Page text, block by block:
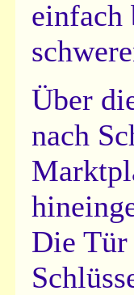
einfach
Über
nach
Die